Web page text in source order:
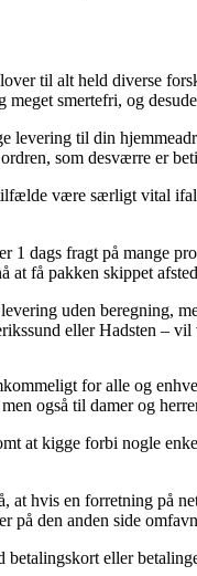
til alt held diverse
meget smertefri, og
levering til din
som desværre er
være særligt vital
1 dags fragt på mange
at få pakken skippet
uden beregning,
eller Hadsten –
for alle og
også til damer og
at kigge forbi nogle
at hvis en forretning på
på den anden side
betalingskort eller